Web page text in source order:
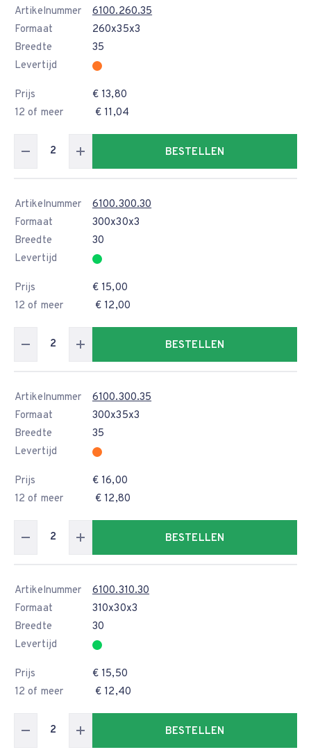
Artikelnummer
6100.260.35
Formaat
260x35x3
Breedte
35
Levertijd
Prijs
€ 13,80
12 of meer
€ 11,04
BESTELLEN
Artikelnummer
6100.300.30
Formaat
300x30x3
Breedte
30
Levertijd
Prijs
€ 15,00
12 of meer
€ 12,00
BESTELLEN
Artikelnummer
6100.300.35
Formaat
300x35x3
Breedte
35
Levertijd
Prijs
€ 16,00
12 of meer
€ 12,80
BESTELLEN
Artikelnummer
6100.310.30
Formaat
310x30x3
Breedte
30
Levertijd
Prijs
€ 15,50
12 of meer
€ 12,40
BESTELLEN